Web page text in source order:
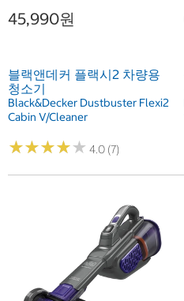
45,990원
블랙앤데커 플랙시2 차량용
청소기
Black&Decker Dustbuster Flexi2
Cabin V/Cleaner
★★★★★
★★★★★ 4.0 (7)